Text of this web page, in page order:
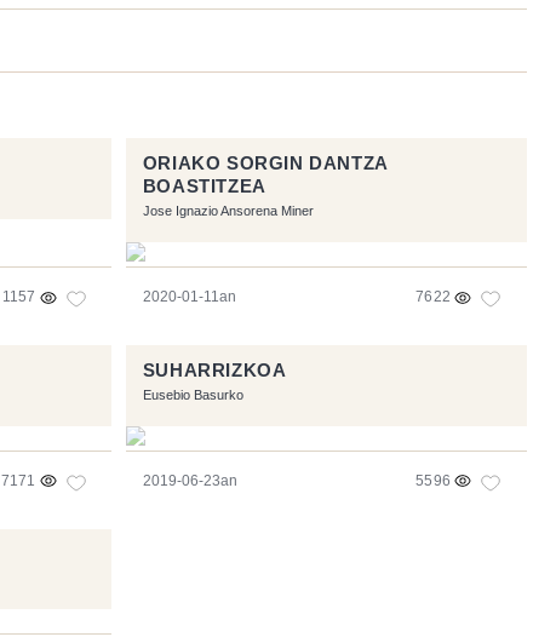
1157
ORIAKO SORGIN DANTZA
BOASTITZEA
Jose Ignazio Ansorena Miner
2020-01-11an 7622
7171
SUHARRIZKOA
Eusebio Basurko
2019-06-23an 5596